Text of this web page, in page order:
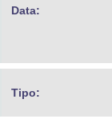
Data:
Tipo: